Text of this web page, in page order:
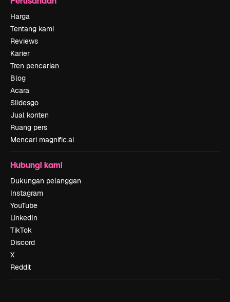
Harga
Tentang kami
Reviews
Karier
Tren pencarian
Blog
Acara
Slidesgo
Jual konten
Ruang pers
Mencari magnific.ai
Hubungi kami
Dukungan pelanggan
Instagram
YouTube
LinkedIn
TikTok
Discord
X
Reddit